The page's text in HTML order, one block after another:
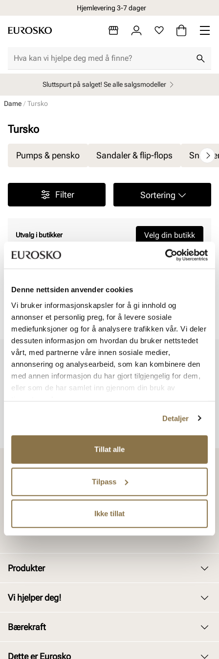
Denne nettsiden anvender cookies
Vi bruker informasjonskapsler for å gi innhold og
annonser et personlig preg, for å levere sosiale
mediefunksjoner og for å analysere trafikken vår. Vi deler
dessuten informasjon om hvordan du bruker nettstedet
vårt, med partnerne våre innen sosiale medier,
annonsering og analysearbeid, som kan kombinere den
med annen informasjon du har gjort tilgjengelig for dem,
eller som de har samlet inn gjennom din bruk av
Detaljer
Tillat alle
Tilpass
Ikke tillat
Hjemlevering 3-7 dager
Sluttspurt på salget! Se alle salgsmodeller
Dame Tursko
Tursko
Pumps & pensko Sandaler & flip-flops
Filter Sortering
Utvalg i butikker Velg din butikk
Viser0av0
Viser0av 0
Vi har mer å by på – ta en titt hos våre andre konsepter!
Produkter
Barn
Vi hjelper deg!
Bærekraft
Dette er Eurosko